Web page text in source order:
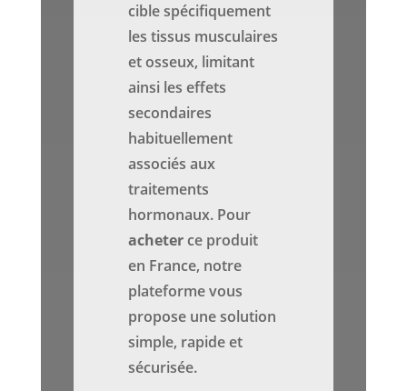
cible spécifiquement
les tissus musculaires
et osseux, limitant
ainsi les effets
secondaires
habituellement
associés aux
traitements
hormonaux. Pour
acheterce produit
en France, notre
plateforme vous
propose une solution
simple, rapide et
sécurisée.